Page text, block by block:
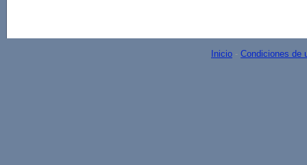
Inicio - Condiciones de